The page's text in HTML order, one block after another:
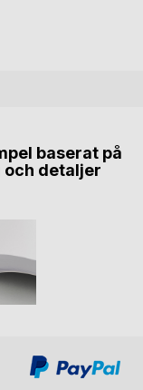
baserat på
och detaljer